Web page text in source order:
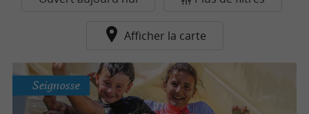
Afficher la carte
Seignosse